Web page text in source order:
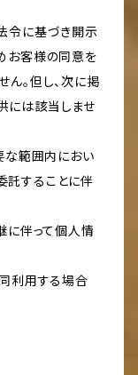
令に基づき開示
お客様の同意を
。但し、次に掲
には該当しませ
な範囲内におい
託することに伴
に伴って個人情
利用する場合